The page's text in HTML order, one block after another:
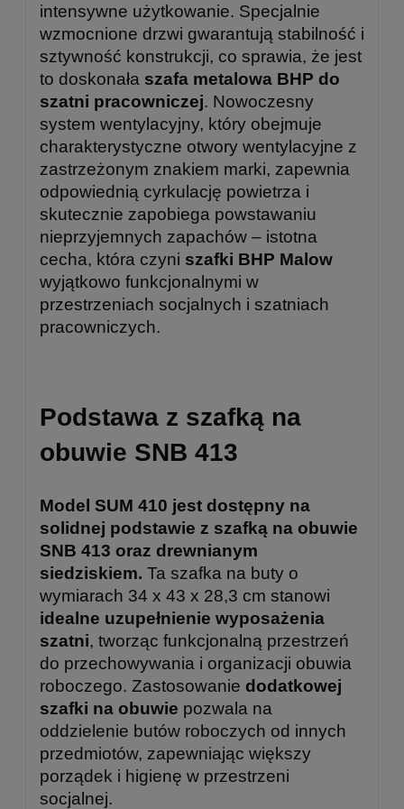
intensywne użytkowanie. Specjalnie
wzmocnione drzwi gwarantują stabilność i
sztywność konstrukcji, co sprawia, że jest
to doskonała szafa metalowa BHP do
szatni pracowniczej. Nowoczesny
system wentylacyjny, który obejmuje
charakterystyczne otwory wentylacyjne z
zastrzeżonym znakiem marki, zapewnia
odpowiednią cyrkulację powietrza i
skutecznie zapobiega powstawaniu
nieprzyjemnych zapachów – istotna
cecha, która czyni szafki BHP Malow
wyjątkowo funkcjonalnymi w
przestrzeniach socjalnych i szatniach
pracowniczych.
Podstawa z szafką na
obuwie SNB 413
Model SUM 410 jest dostępny na
solidnej podstawie z szafką na obuwie
SNB 413 oraz drewnianym
siedziskiem. Ta szafka na buty o
wymiarach 34 x 43 x 28,3 cm stanowi
idealne uzupełnienie wyposażenia
szatni, tworząc funkcjonalną przestrzeń
do przechowywania i organizacji obuwia
roboczego. Zastosowanie dodatkowej
szafki na obuwie pozwala na
oddzielenie butów roboczych od innych
przedmiotów, zapewniając większy
porządek i higienę w przestrzeni
socjalnej.